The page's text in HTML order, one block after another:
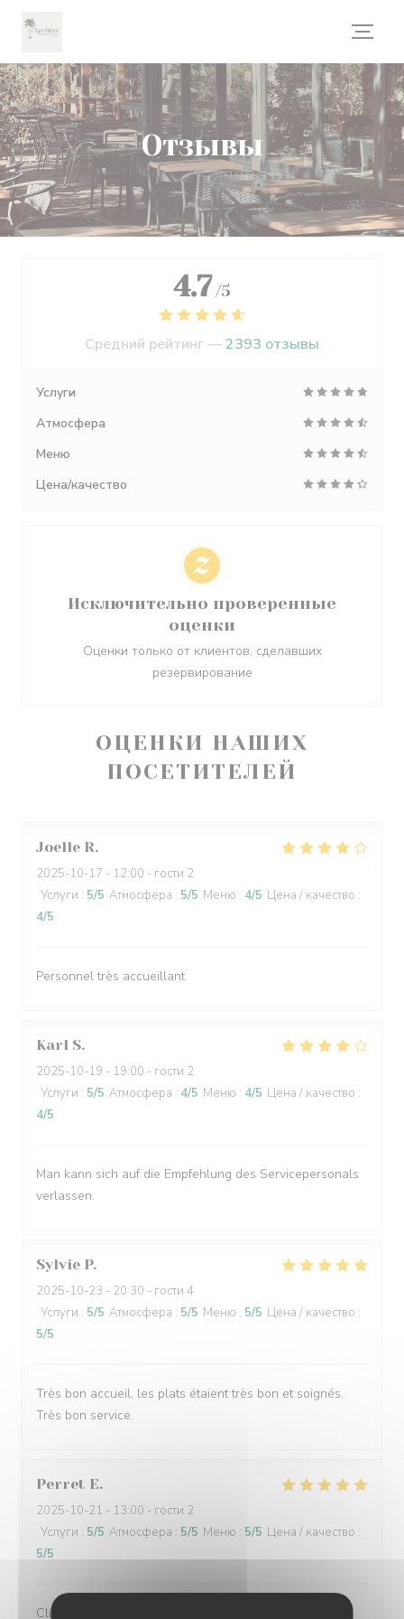
Отзывы
ОЦЕНКИ НАШИХ
ПОСЕТИТЕЛЕЙ
Joelle R
2025-10-17 - 12:00 - гости 2
Услуги : 5/5 Атмосфера : 5/5 Меню : 4/5 Цена / качество :
4/5
Personnel très accueillant
Karl S
2025-10-19 - 19:00 - гости 2
Услуги : 5/5 Атмосфера : 4/5 Меню : 4/5 Цена / качество :
4/5
Man kann sich auf die Empfehlung des Servicepersonals
verlassen.
Sylvie P
2025-10-23 - 20:30 - гости 4
Услуги : 5/5 Атмосфера : 5/5 Меню : 5/5 Цена / качество :
5/5
Très bon accueil, les plats étaient très bon et soignés.
Très bon service.
Perret E
2025-10-21 - 13:00 - гости 2
Услуги : 5/5 Атмосфера : 5/5 Меню : 5/5 Цена / качество :
5/5
Client fidèle et jamais déçu
4.7 /5
Средний рейтинг —2393 отзывы
Услуги
Атмосфера
Меню
Цена/качество
Исключительно проверенные
оценки
Оценки только от клиентов, сделавших
резервирование